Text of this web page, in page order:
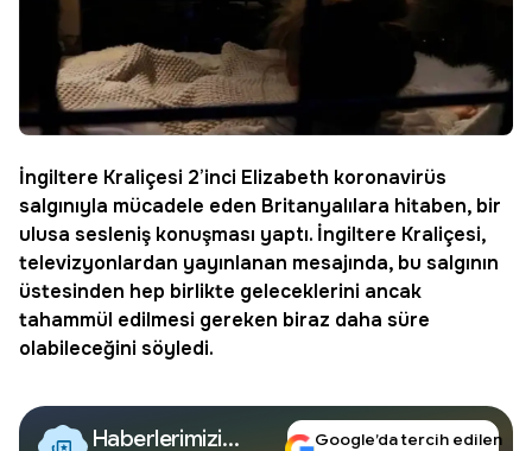
İngiltere Kraliçesi 2’inci Elizabeth koronavirüs
salgınıyla mücadele eden Britanyalılara hitaben, bir
ulusa sesleniş konuşması yaptı. İngiltere Kraliçesi,
televizyonlardan yayınlanan mesajında, bu salgının
üstesinden hep birlikte geleceklerini ancak
tahammül edilmesi gereken biraz daha süre
olabileceğini söyledi.
Haberlerimizi
Google’da tercih edilen